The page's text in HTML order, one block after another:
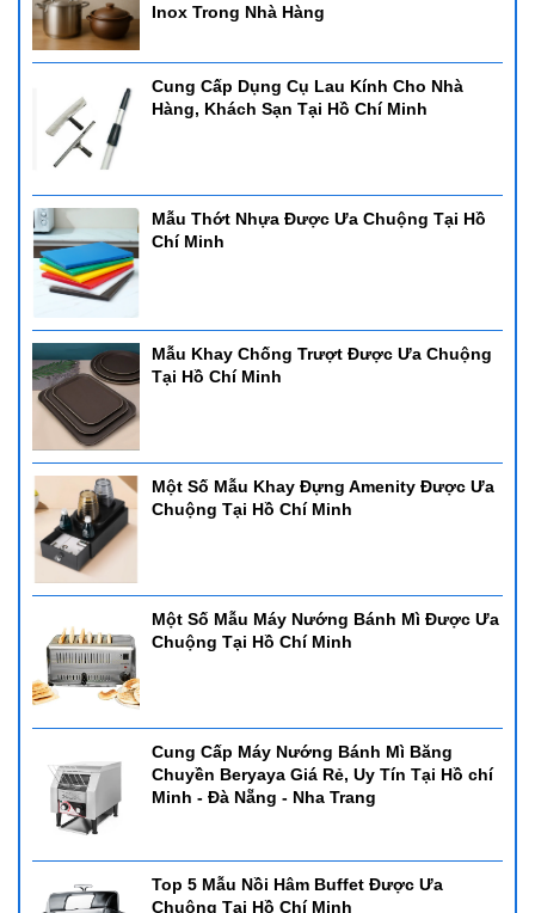
Inox Trong Nhà Hàng
Cung Cấp Dụng Cụ Lau Kính Cho Nhà
Hàng, Khách Sạn Tại Hồ Chí Minh
Mẫu Thớt Nhựa Được Ưa Chuộng Tại Hồ
Chí Minh
Mẫu Khay Chống Trượt Được Ưa Chuộng
Tại Hồ Chí Minh
Một Số Mẫu Khay Đựng Amenity Được Ưa
Chuộng Tại Hồ Chí Minh
Một Số Mẫu Máy Nướng Bánh Mì Được Ưa
Chuộng Tại Hồ Chí Minh
Cung Cấp Máy Nướng Bánh Mì Băng
Chuyền Beryaya Giá Rẻ, Uy Tín Tại Hồ chí
Minh - Đà Nẵng - Nha Trang
Top 5 Mẫu Nồi Hâm Buffet Được Ưa
Chuộng Tại Hồ Chí Minh